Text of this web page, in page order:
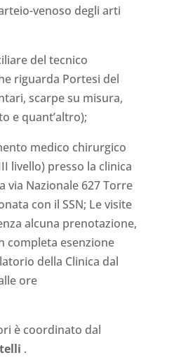
venoso degli arti
del tecnico
riguarda Portesi del
scarpe su misura,
e quant’altro);
medico chirurgico
livello) presso la clinica
via Nazionale 627 Torre
con il SSN; Le visite
alcuna prenotazione,
completa esenzione
della Clinica dal
ore
è coordinato dal
.